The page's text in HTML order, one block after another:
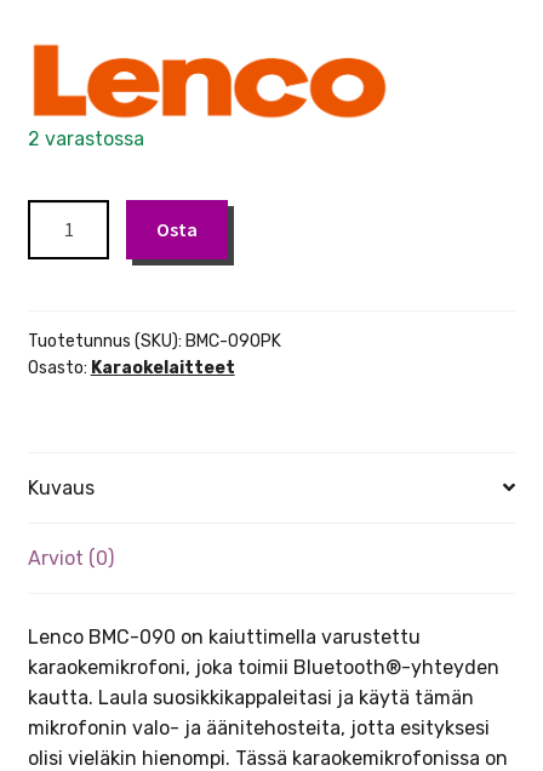
2 varastossa
kaiuttimella
ja
Osta
Tuotetunnus (SKU): BMC-090PK
Osasto: Karaokelaitteet
Kuvaus
Arviot (0)
Lenco BMC-090 on kaiuttimella varustettu
karaokemikrofoni, joka toimii Bluetooth®-yhteyden
kautta. Laula suosikkikappaleitasi ja käytä tämän
mikrofonin valo- ja äänitehosteita, jotta esityksesi
olisi vieläkin hienompi. Tässä karaokemikrofonissa on